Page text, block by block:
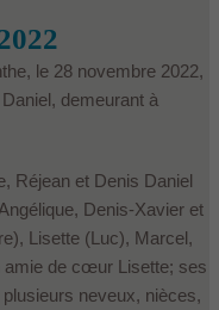
le 28 novembre 2022,
demeurant à
Réjean et Denis Daniel
Denis-Xavier et
Lisette (Luc), Marcel,
amie de cœur Lisette; ses
neveux, nièces,